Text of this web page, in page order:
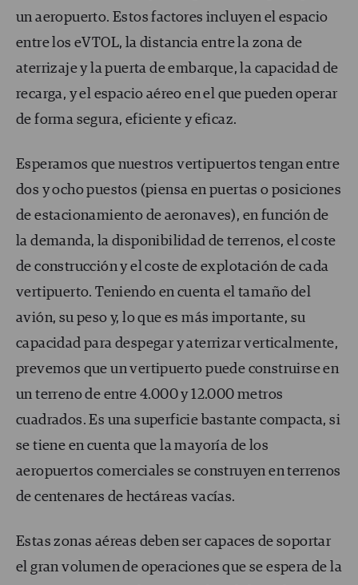
un aeropuerto. Estos factores incluyen el espacio
entre los eVTOL, la distancia entre la zona de
aterrizaje y la puerta de embarque, la capacidad de
recarga, y el espacio aéreo en el que pueden operar
de forma segura, eficiente y eficaz.
Esperamos que nuestros vertipuertos tengan entre
dos y ocho puestos (piensa en puertas o posiciones
de estacionamiento de aeronaves), en función de
la demanda, la disponibilidad de terrenos, el coste
de construcción y el coste de explotación de cada
vertipuerto. Teniendo en cuenta el tamaño del
avión, su peso y, lo que es más importante, su
capacidad para despegar y aterrizar verticalmente,
prevemos que un vertipuerto puede construirse en
un terreno de entre 4.000 y 12.000 metros
cuadrados. Es una superficie bastante compacta, si
se tiene en cuenta que la mayoría de los
aeropuertos comerciales se construyen en terrenos
de centenares de hectáreas vacías.
Estas zonas aéreas deben ser capaces de soportar
el gran volumen de operaciones que se espera de la